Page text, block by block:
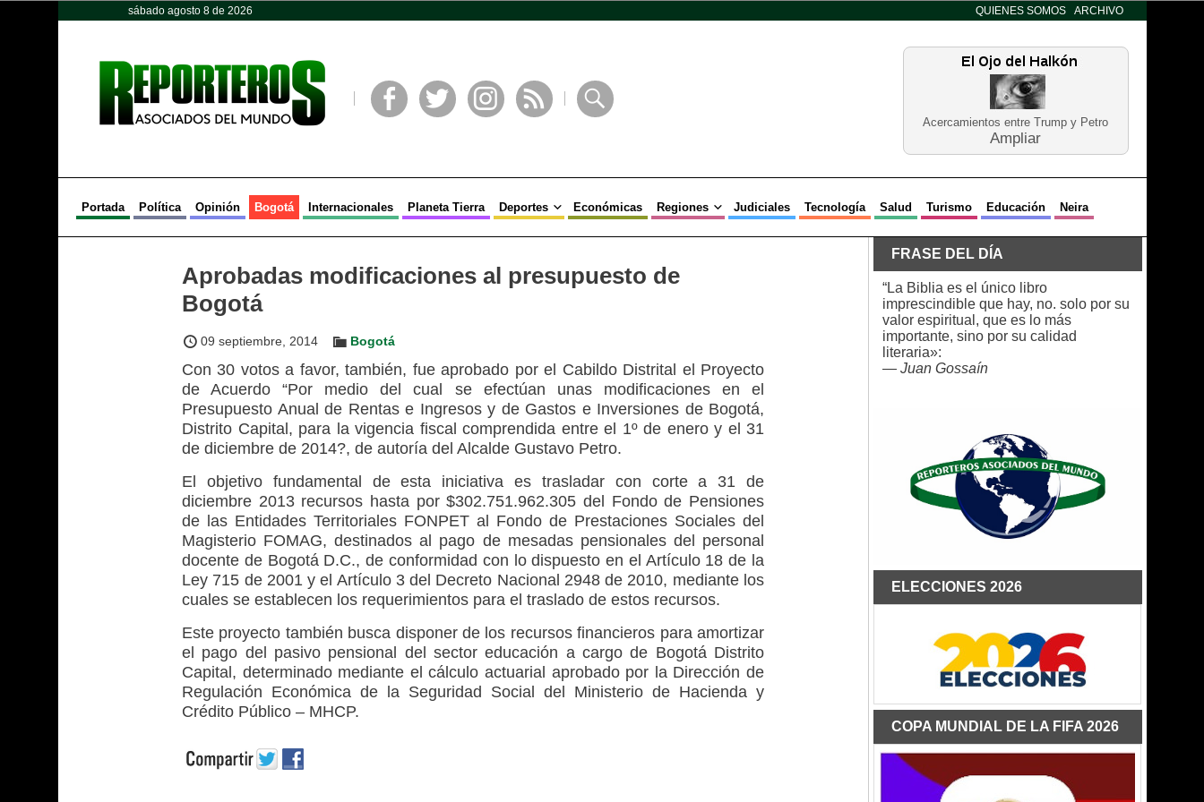
sábado agosto 8 de 2026 QUIENES SOMOS ARCHIVO
Acercamientos entre Trump y Petro
Ampliar
Portada Política Opinión Bogotá Internacionales Planeta Tierra Deportes Económicas Regiones Judiciales Tecnología Salud Turismo Educación Neira
Aprobadas modificaciones al presupuesto de
Bogotá
09 septiembre, 2014 Bogotá
Con 30 votos a favor, también, fue aprobado por el Cabildo Distrital el Proyecto
de Acuerdo “Por medio del cual se efectúan unas modificaciones en el
Presupuesto Anual de Rentas e Ingresos y de Gastos e Inversiones de Bogotá,
Distrito Capital, para la vigencia fiscal comprendida entre el 1º de enero y el 31
de diciembre de 2014?, de autoría del Alcalde Gustavo Petro.
El objetivo fundamental de esta iniciativa es trasladar con corte a 31 de
diciembre 2013 recursos hasta por $302.751.962.305 del Fondo de Pensiones
de las Entidades Territoriales FONPET al Fondo de Prestaciones Sociales del
Magisterio FOMAG, destinados al pago de mesadas pensionales del personal
docente de Bogotá D.C., de conformidad con lo dispuesto en el Artículo 18 de la
Ley 715 de 2001 y el Artículo 3 del Decreto Nacional 2948 de 2010, mediante los
cuales se establecen los requerimientos para el traslado de estos recursos.
Este proyecto también busca disponer de los recursos financieros para amortizar
el pago del pasivo pensional del sector educación a cargo de Bogotá Distrito
Capital, determinado mediante el cálculo actuarial aprobado por la Dirección de
Regulación Económica de la Seguridad Social del Ministerio de Hacienda y
Crédito Público – MHCP.
FRASE DEL DÍA
“La Biblia es el único libro
imprescindible que hay, no. solo por su
valor espiritual, que es lo más
importante, sino por su calidad
literaria»:
— Juan Gossaín
ELECCIONES 2026
COPA MUNDIAL DE LA FIFA 2026
Opinión Política